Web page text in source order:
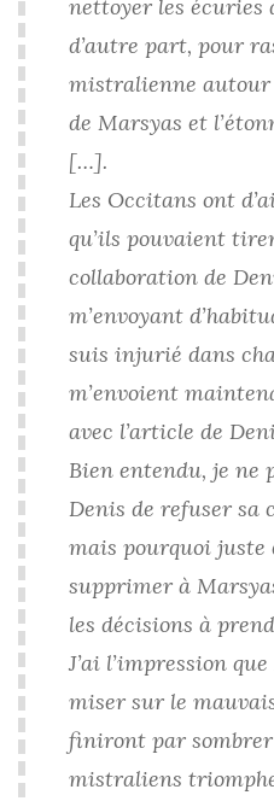
nettoyer les écuries
d’autre part, pour
mistralienne autour
de Marsyas et
[…].
Les Occitans ont
qu’ils pouvaient
collaboration de
m’envoyant
suis injurié dans
m’envoient
avec l’article de
Bien entendu, je ne
Denis de refuser sa
mais pourquoi juste
supprimer à
les décisions à
J’ai l’impression
miser sur le
finiront par
mistraliens